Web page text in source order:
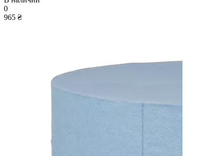
0
965 ₴